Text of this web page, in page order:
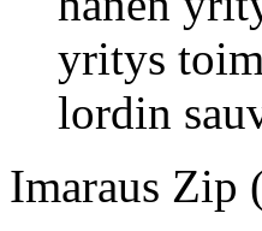
yritys
lordin
Imaraus Zip